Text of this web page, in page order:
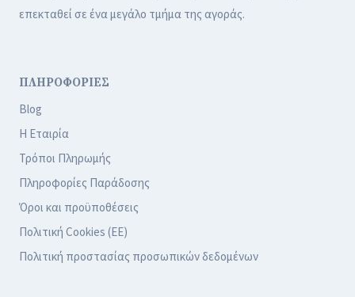
επεκταθεί σε ένα μεγάλο τμήμα της αγοράς.
ΠΛΗΡΟΦΟΡΙΕΣ
Blog
Η Εταιρία
Τρόποι Πληρωμής
Πληροφορίες Παράδοσης
Όροι και προϋποθέσεις
Πολιτική Cookies (ΕΕ)
Πολιτική προστασίας προσωπικών δεδομένων